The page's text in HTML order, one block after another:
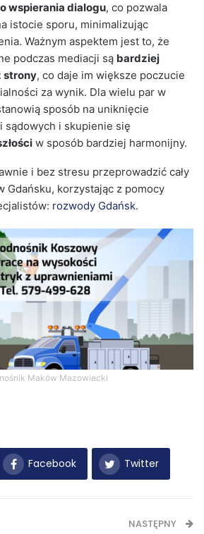
wspierania dialogu, co pozwala
istocie sporu, minimalizując
Ważnym aspektem jest to, że
podczas mediacji są bardziej
strony, co daje im większe poczucie
za wynik. Dla wielu par w
sposób na uniknięcie
sądowych i skupienie się
w sposób bardziej harmonijny.
i bez stresu przeprowadzić cały
Gdańsku, korzystając z pomocy
rozwody Gdańsk.
Maków Mazowiecki
Facebook Twitter
NASTĘPNY